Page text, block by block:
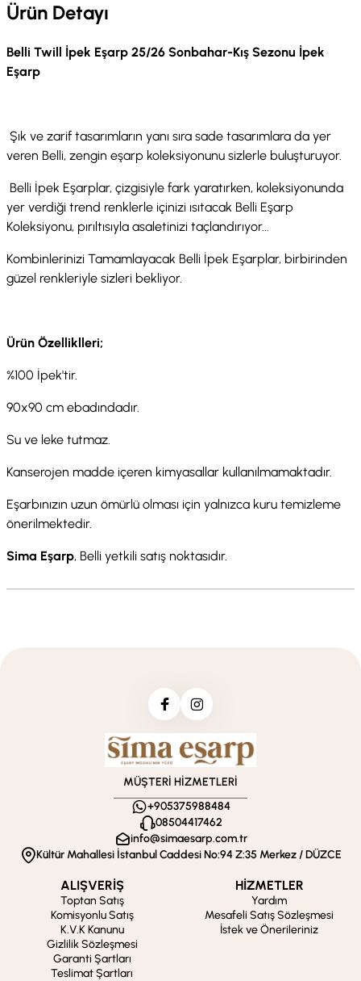
Ürün Detayı
Belli Twill İpek Eşarp 25/26 Sonbahar-Kış Sezonu İpek
Eşarp
Şık ve zarif tasarımların yanı sıra sade tasarımlara da yer
veren Belli, zengin eşarp koleksiyonunu sizlerle buluşturuyor.
Belli İpek Eşarplar, çizgisiyle fark yaratırken, koleksiyonunda
yer verdiği trend renklerle içinizi ısıtacak Belli Eşarp
Koleksiyonu, pırıltısıyla asaletinizi taçlandırıyor...
Kombinlerinizi Tamamlayacak Belli İpek Eşarplar, birbirinden
güzel renkleriyle sizleri bekliyor.
Ürün Özelliklleri;
%100 İpek'tir.
90x90 cm ebadındadır.
Su ve leke tutmaz.
Kanserojen madde içeren kimyasallar kullanılmamaktadır.
Eşarbınızın uzun ömürlü olması için yalnızca kuru temizleme
önerilmektedir.
Sima Eşarp, Belli yetkili satış noktasıdır.
MÜŞTERİ HİZMETLERİ
+905375988484
08504417462
info@simaesarp.com.tr
Kültür Mahallesi İstanbul Caddesi No:94 Z:35 Merkez / DÜZCE
ALIŞVERİŞ
Toptan Satış
Komisyonlu Satış
K.V.K Kanunu
Gizlilik Sözleşmesi
Garanti Şartları
Teslimat Şartları
HİZMETLER
Yardım
Mesafeli Satış Sözleşmesi
İstek ve Önerileriniz